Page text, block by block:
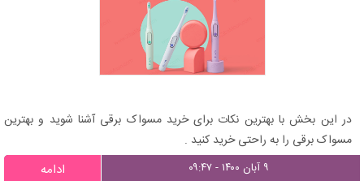
در این بخش با بهترین نکات برای خرید مسواک برقی آشنا شوید و بهترین
مسواک برقی را به راحتی خرید کنید .
۹ آبان ۱۴۰۰ - ۰۹:۴۷ ادامه